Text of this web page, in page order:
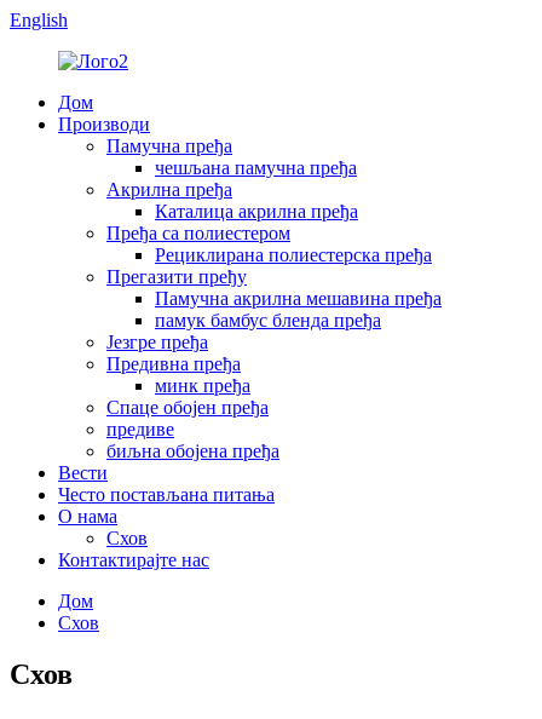
English
Дом
Производи
Памучна пређа
чешљана памучна пређа
Акрилна пређа
Каталица акрилна пређа
Пређа са полиестером
Рециклирана полиестерска пређа
Прегазити пређу
Памучна акрилна мешавина пређа
памук бамбус бленда пређа
Језгре пређа
Предивна пређа
минк пређа
Спаце обојен пређа
предиве
биљна обојена пређа
Вести
Често постављана питања
О нама
Схов
Контактирајте нас
Дом
Схов
Схов